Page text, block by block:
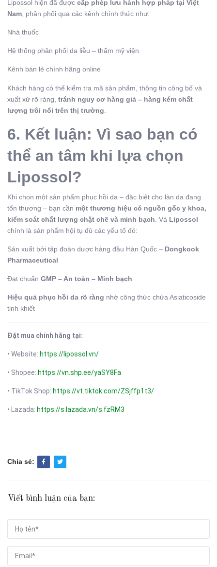
Lipossol hiện đã được cấp phép lưu hành hợp pháp tại Việt
Nam, phân phối qua các kênh chính thức như:
Nhà thuốc
Hệ thống phân phối da liễu – thẩm mỹ viện
Kênh bán lẻ chính hãng online
Khách hàng có thể kiểm tra mã sản phẩm, thông tin công bố và
xuất xứ rõ ràng, tránh nguy cơ hàng giả – hàng kém chất
lượng trôi nổi trên thị trường.
6. Kết luận: Vì sao bạn có
thể an tâm khi lựa chọn
Lipossol?
Khi chọn một sản phẩm phục hồi da – đặc biệt cho làn da đang
tổn thương – bạn cần một thương hiệu có nguồn gốc y khoa,
kiểm soát chất lượng chặt chẽ và minh bạch. Và Lipossol
chính là sản phẩm hội tụ đủ các yếu tố đó:
Sản xuất bởi tập đoàn dược hàng đầu Hàn Quốc – Dongkook
Pharmaceutical
Đạt chuẩn GMP – An toàn – Minh bạch
Hiệu quả phục hồi da rõ ràng nhờ công thức chứa Asiaticoside
tinh khiết
Đặt mua chính hãng tại:
• Website: https://lipossol.vn/
• Shopee: https://vn.shp.ee/yaSY8Fa
• TikTok Shop: https://vt.tiktok.com/ZSjffp1t3/
• Lazada: https://s.lazada.vn/s.fzRM3
Chia sẻ:
Viết bình luận của bạn: